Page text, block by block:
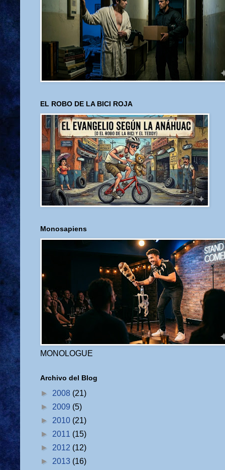
EL ROBO DE LA BICI ROJA
Monosapiens
MONOLOGUE
Archivo del Blog
► 2008 (21)
► 2009 (5)
► 2010 (21)
► 2011 (15)
► 2012 (12)
► 2013 (16)